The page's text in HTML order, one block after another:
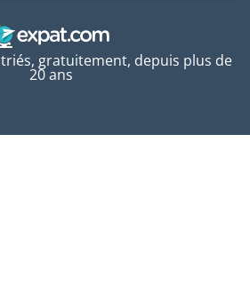
gratuitement, depuis plus de
20 ans